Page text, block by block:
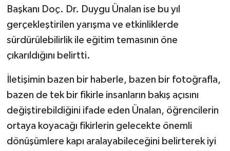
Başkanı Doç. Dr. Duygu Ünalan ise bu yıl
gerçekleştirilen yarışma ve etkinliklerde
sürdürülebilirlik ile eğitim temasının öne
çıkarıldığını belirtti.
İletişimin bazen bir haberle, bazen bir fotoğrafla,
bazen de tek bir fikirle insanların bakış açısını
değiştirebildiğini ifade eden Ünalan, öğrencilerin
ortaya koyacağı fikirlerin gelecekte önemli
dönüşümlere kapı aralayabileceğini belirterek iyi